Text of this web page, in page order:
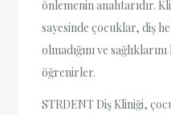
önlemenin anahtarıdır.
sayesinde çocuklar, diş
olmadığını ve
öğrenirler.
STRDENT Diş Kliniği,